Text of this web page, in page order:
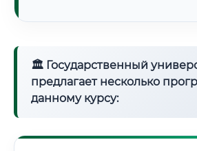
🏛 Государственный
предлагает несколько
данному курсу: